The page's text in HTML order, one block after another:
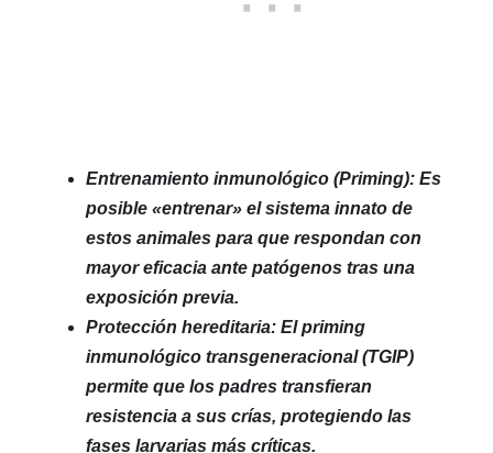
Entrenamiento inmunológico (Priming): Es
posible «entrenar» el sistema innato de
estos animales para que respondan con
mayor eficacia ante patógenos tras una
exposición previa.
Protección hereditaria: El priming
inmunológico transgeneracional (TGIP)
permite que los padres transfieran
resistencia a sus crías, protegiendo las
fases larvarias más críticas.